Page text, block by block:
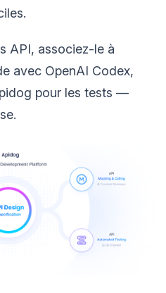
API, associez-le à
avec OpenAI Codex,
pour les tests —